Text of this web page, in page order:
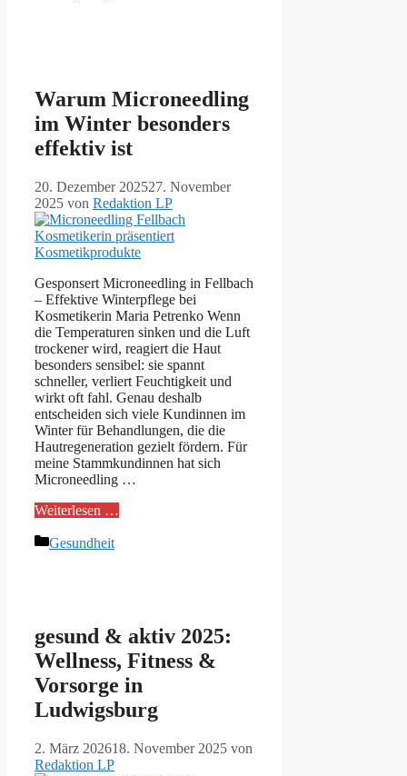
Warum Microneedling
im Winter besonders
effektiv ist
20. Dezember 202527. November
2025 von Redaktion LP
Gesponsert Microneedling in Fellbach
– Effektive Winterpflege bei
Kosmetikerin Maria Petrenko Wenn
die Temperaturen sinken und die Luft
trockener wird, reagiert die Haut
besonders sensibel: sie spannt
schneller, verliert Feuchtigkeit und
wirkt oft fahl. Genau deshalb
entscheiden sich viele Kundinnen im
Winter für Behandlungen, die die
Hautregeneration gezielt fördern. Für
meine Stammkundinnen hat sich
Microneedling …
Weiterlesen …
Kategorien
Gesundheit
gesund & aktiv 2025:
Wellness, Fitness &
Vorsorge in
Ludwigsburg
2. März 202618. November 2025 von
Redaktion LP